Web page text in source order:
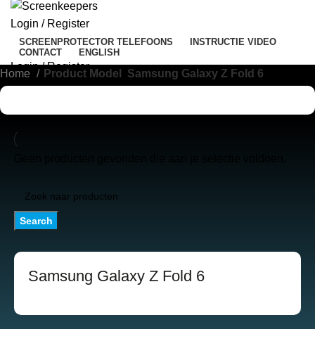
Login / Register
SCREENPROTECTOR TELEFOONS
INSTRUCTIE VIDEO
CONTACT
ENGLISH
Login / Register
0items €0,00
Home Product Model Samsung Galaxy Z Fold 6
Search
Samsung Galaxy Z Fold 6